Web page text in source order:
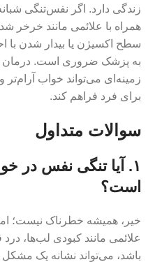
زندگی دارد. اگر نفس‌تنگی
همراه با علائمی مانند خرخر
سطح اکسیژن یا بیدار شدن
به پزشک ضروری است.
زمینه‌ای می‌تواند خواب
برای فرد فراهم کند.
سوالات متداول
۱. آیا تنگی نفس در
است؟
خیر، همیشه خطرناک نیست؛ اما
علائمی مانند کبودی لب‌ها،
باشد، می‌تواند نشانه یک مشکل